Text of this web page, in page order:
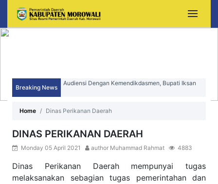
Breaking News
Pendidikan Morowali
Home Dinas Perikanan Daerah
DINAS PERIKANAN DAERAH
Monday 05 April 2021 author Muhammad Rahmat 4883
Dinas Perikanan Daerah mempunyai tugas
melaksanakan sebagian tugas pemerintahan dan